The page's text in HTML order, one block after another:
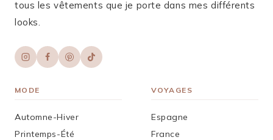
tous les vêtements que je porte dans mes différents
looks.
MODE
Automne-Hiver
Printemps-Été
VOYAGES
Espagne
France